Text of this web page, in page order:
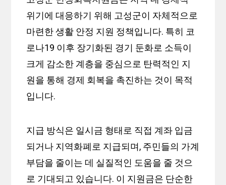
위기에 대응하기 위해 고성군이 자체적으로
마련한 생활 안정 지원 정책입니다. 특히 코
로나19 이후 장기화된 경기 둔화로 소득이
크게 감소한 계층을 중심으로 탄력적인 지
원을 통해 경제 회복을 촉진하는 것이 목적
입니다.
지급 방식은 일시금 형태로 직접 계좌 입금
되거나 지역화폐로 지급되며, 주민들의 가계
부담을 줄이는 데 실질적인 도움을 줄 것으
로 기대되고 있습니다. 이 지원금은 단순한